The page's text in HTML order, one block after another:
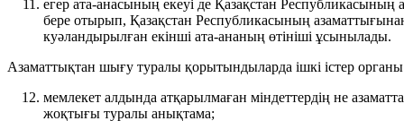
егер ата-анасының екеуі де Қазақстан
бере отырып, Қазақстан Республикасының
куәландырылған екінші ата-ананың өтініші ұсынылады.
Азаматтықтан шығу туралы қорытындыларда ішкі істер органы
мемлекет алдында атқарылмаған міндеттердің не
жоқтығы туралы анықтама;